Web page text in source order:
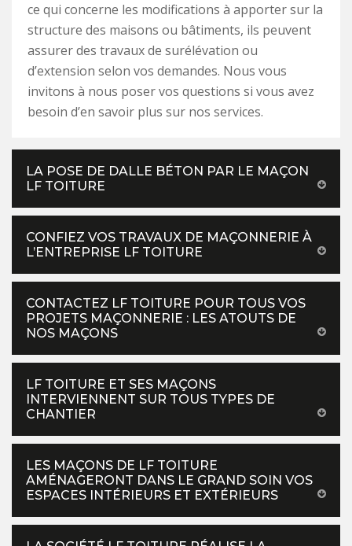
ce qui concerne les modifications à apporter sur la
structure des maisons ou bâtiments, ils peuvent
assurer des travaux de surélévation ou
d’extension selon vos demandes. Nous vous
invitons à nous poser vos questions si vous avez
besoin d’en savoir plus sur nos services.
LA POSE DE DALLE BÉTON PAR LE MAÇON
LF TOITURE
CONFIEZ VOS TRAVAUX DE MAÇONNERIE À
L’ENTREPRISE LF TOITURE
CONTACTEZ LF TOITURE POUR TOUS VOS
PROJETS MAÇONNERIE : LES ATOUTS DE
NOS MAÇONS
LF TOITURE ET SES MAÇONS
INTERVIENNENT SUR TOUS TYPES DE
CHANTIER
LES MAÇONS DE LF TOITURE
AMÉNAGERONT DANS LE GRAND SOIN VOS
ESPACES INTÉRIEURS ET EXTÉRIEURS